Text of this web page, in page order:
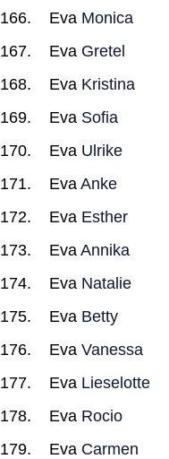
Eva Monica
Eva Gretel
Eva Kristina
Eva Sofia
Eva Ulrike
Eva Anke
Eva Esther
Eva Annika
Eva Natalie
Eva Betty
Eva Vanessa
Eva Lieselotte
Eva Rocio
Eva Carmen